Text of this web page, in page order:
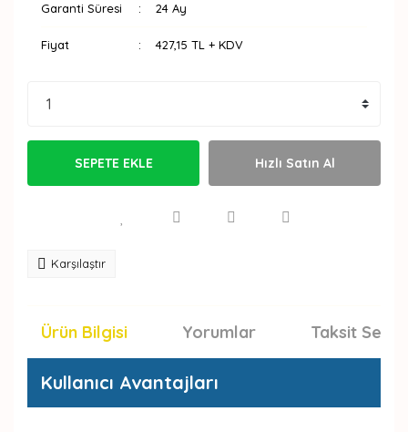
Garanti Süresi 24 Ay
Fiyat 427,15 TL + KDV
SEPETE EKLE Hızlı Satın Al
Karşılaştır
Ürün Bilgisi Yorumlar Taksit
Kullanıcı Avantajları